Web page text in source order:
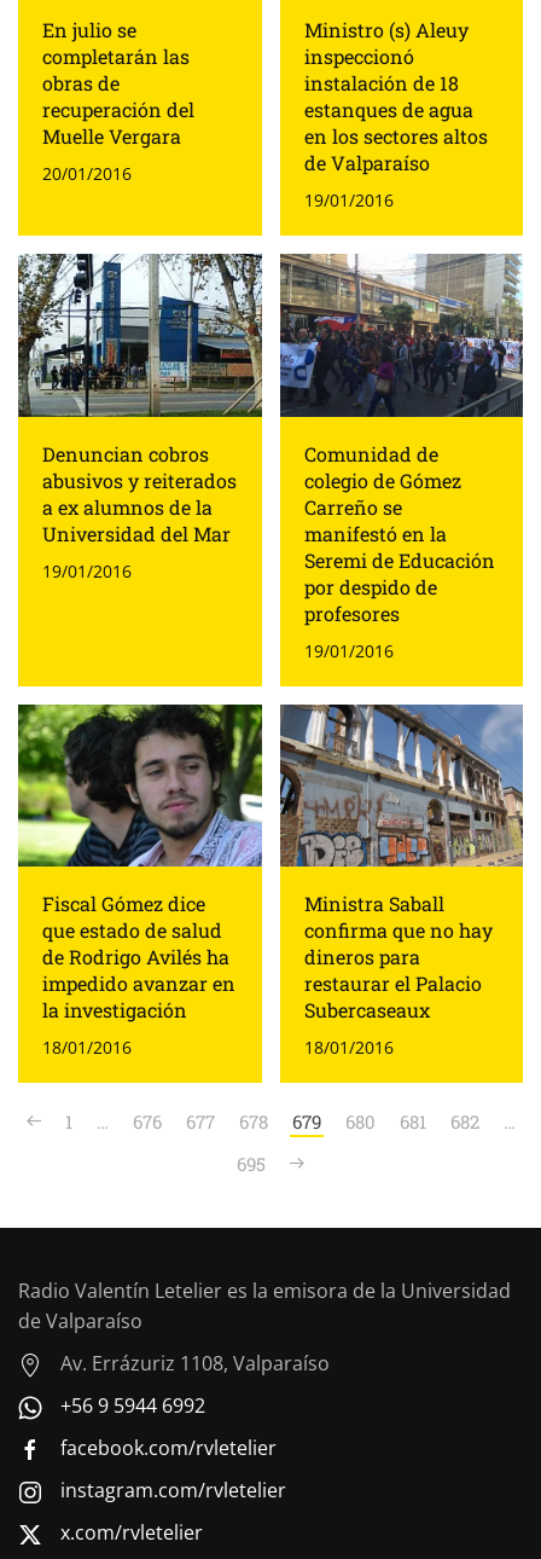
En julio se
completarán las
obras de
recuperación del
Muelle Vergara
20/01/2016
Ministro (s) Aleuy
inspeccionó
instalación de 18
estanques de agua
en los sectores altos
de Valparaíso
19/01/2016
Denuncian cobros
abusivos y reiterados
a ex alumnos de la
Universidad del Mar
19/01/2016
Comunidad de
colegio de Gómez
Carreño se
manifestó en la
Seremi de Educación
por despido de
profesores
19/01/2016
Fiscal Gómez dice
que estado de salud
de Rodrigo Avilés ha
impedido avanzar en
la investigación
18/01/2016
Ministra Saball
confirma que no hay
dineros para
restaurar el Palacio
Subercaseaux
18/01/2016
1 … 676 677 678 679 680 681 682
…
695
Radio Valentín Letelier es la emisora de la Universidad
de Valparaíso
Av. Errázuriz 1108, Valparaíso
+56 9 5944 6992
facebook.com/rvletelier
instagram.com/rvletelier
x.com/rvletelier